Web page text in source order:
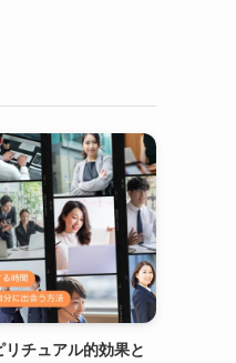
チュアル的効果と